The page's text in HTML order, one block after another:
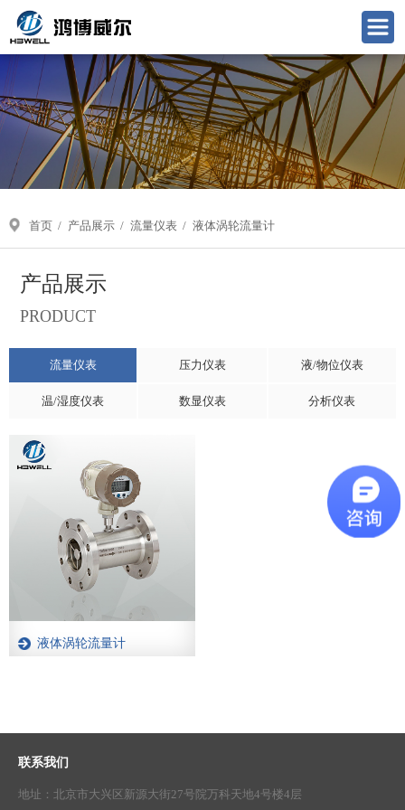
首页 / 产品展示 / 流量仪表 / 液体涡轮流量计
产品展示
PRODUCT
流量仪表 压力仪表 液/物位仪表
温/湿度仪表 数显仪表 分析仪表
液体涡轮流量计
联系我们
地址：北京市大兴区新源大街27号院万科天地4号楼4层